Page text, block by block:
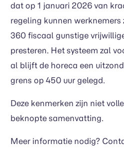
dat op 1 januari 2026 van
regeling kunnen
360 fiscaal gunstige
presteren. Het systeem zal
al blijft de horeca een
grens op 450 uur gelegd.
Deze kenmerken zijn niet
beknopte samenvatting.
Meer informatie nodig?